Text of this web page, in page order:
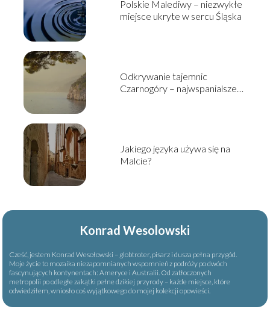
Polskie Malediwy – niezwykłe
miejsce ukryte w sercu Śląska
Odkrywanie tajemnic
Czarnogóry – najwspanialsze
Jakiego języka używa się na
Malcie?
Konrad Wesolowski
Cześć, jestem Konrad Wesołowski – globtroter, pisarz i dusza pełna przygód.
Moje życie to mozaika niezapomnianych wspomnień z podróży po dwóch
fascynujących kontynentach: Ameryce i Australii. Od zatłoczonych
metropolii po odległe zakątki pełne dzikiej przyrody – każde miejsce, które
odwiedziłem, wniosło coś wyjątkowego do mojej kolekcji opowieści.